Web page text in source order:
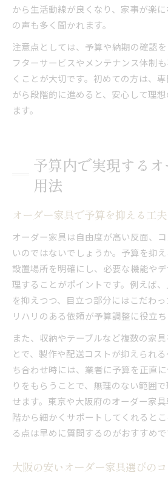
から生活動線が良くなり、家事が楽
の声も多く聞かれます。
注意点としては、予算や納期の確認
フターサービスやメンテナンス体制
くことが大切です。初めての方は、
がら段階的に進めると、安心して理
ます。
予算内で実現する
用法
オーダー家具で予算を抑える工
オーダー家具は自由度が高い反面、
いのではないでしょうか。予算を抑
設置場所を明確にし、必要な機能や
理することがポイントです。例えば
を抑えつつ、目立つ部分にはこだわ
リハリのある依頼が予算調整に役立ち
また、収納やテーブルなど複数の家
とで、製作や配送コストが抑えられ
ち合わせ時には、業者に予算を正直
りをもらうことで、無理のない範囲
せます。東京や大阪府のオーダー家
階から細かくサポートしてくれると
る点は早めに質問するのがおすすめで
大阪の安いオーダー家具選びの